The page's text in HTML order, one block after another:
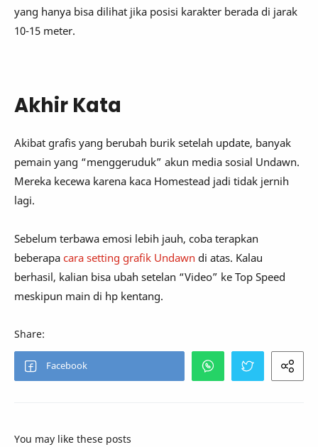
yang hanya bisa dilihat jika posisi karakter berada di jarak
10-15 meter.
Akhir Kata
Akibat grafis yang berubah burik setelah update, banyak
pemain yang “menggeruduk” akun media sosial Undawn.
Mereka kecewa karena kaca Homestead jadi tidak jernih
lagi.
Sebelum terbawa emosi lebih jauh, coba terapkan
beberapa cara setting grafik Undawn di atas. Kalau
berhasil, kalian bisa ubah setelan “Video” ke Top Speed
meskipun main di hp kentang.
You may like these posts